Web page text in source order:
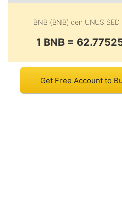
BNB (BNB)'den UNUS SED
1 BNB =
Get Free Account to